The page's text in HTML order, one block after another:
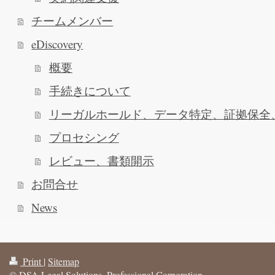
チームメンバー
eDiscovery
概要
手続きについて
リーガルホールド、データ特定、証拠保全
プロセシング
レビュー、書類開示
お問合せ
News
Print | Sitemap